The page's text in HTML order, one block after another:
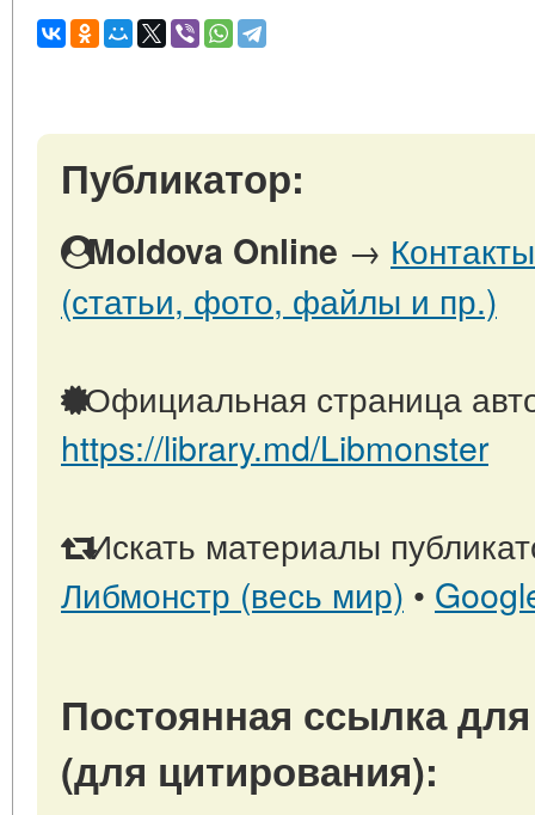
Публикатор:
Moldova Online →
(статьи, фото, файлы и пр.)
Официальная страница
https://library.md/Libmonster
Искать материалы
Либмонстр (весь мир) •
Постоянная ссылка
(для цитирования):